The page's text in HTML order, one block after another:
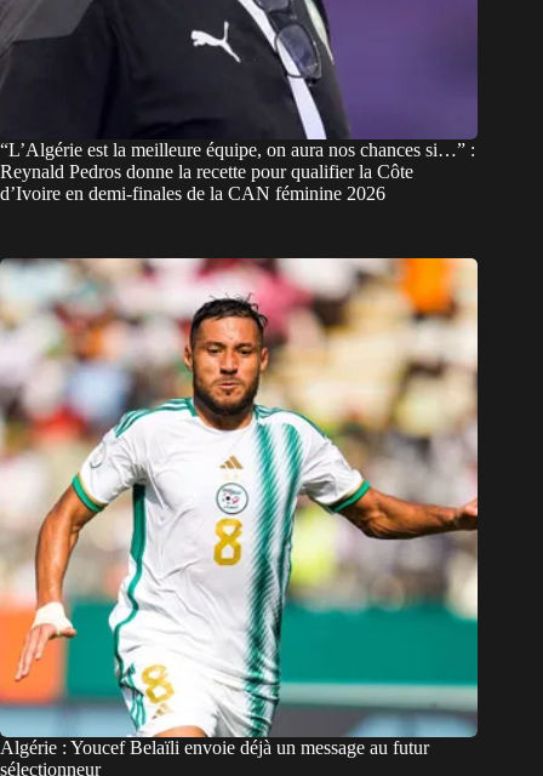
“L’Algérie est la meilleure équipe, on aura nos chances si…” :
Reynald Pedros donne la recette pour qualifier la Côte
d’Ivoire en demi-finales de la CAN féminine 2026
Algérie : Youcef Belaïli envoie déjà un message au futur
sélectionneur